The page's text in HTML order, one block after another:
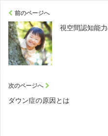
前のページへ
視空間認知能
次のページへ
ダウン症の原因とは